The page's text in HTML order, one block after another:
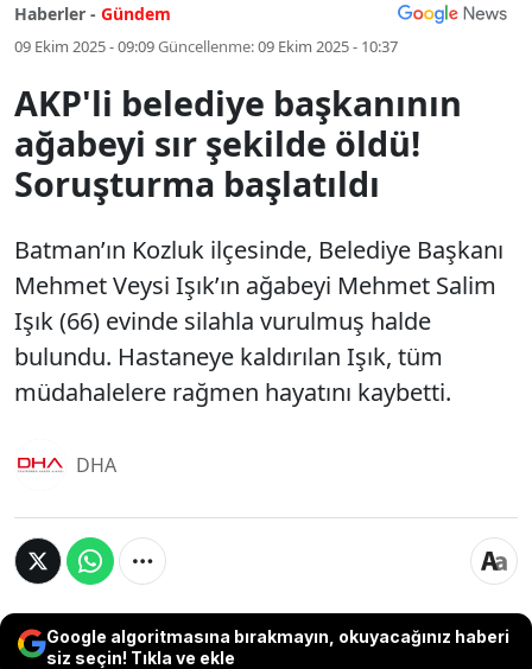
Haberler - Gündem
09 Ekim 2025 - 09:09Güncellenme:09 Ekim 2025 - 10:37
AKP'li belediye başkanının
ağabeyi sır şekilde öldü!
Soruşturma başlatıldı
Batman’ın Kozluk ilçesinde, Belediye Başkanı
Mehmet Veysi Işık’ın ağabeyi Mehmet Salim
Işık (66) evinde silahla vurulmuş halde
bulundu. Hastaneye kaldırılan Işık, tüm
müdahalelere rağmen hayatını kaybetti.
DHA
Google algoritmasına bırakmayın, okuyacağınız haberi
siz seçin! Tıkla ve ekle